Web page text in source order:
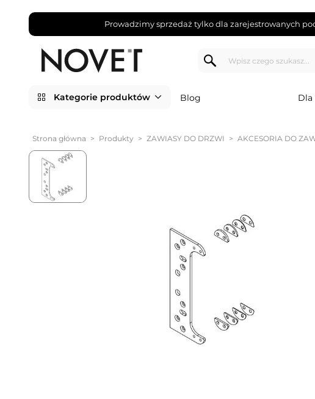
Prowadzimy sprzedaż tylko dla zarejestrowanych
Kategorie produktów Blog
Strona główna > Produkty > ZAWIASY DO DRZWI > AKCESORIA DO